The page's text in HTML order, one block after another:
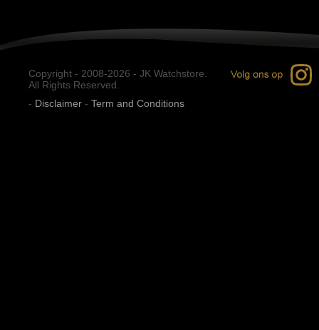
Copyright - 2008-2026 - JK Watchstore.
All Rights Reserved.
- Disclaimer - Term and Conditions